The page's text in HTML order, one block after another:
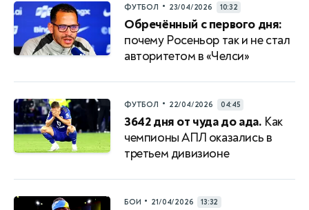
ФУТБОЛ • 23/04/2026 10:32
Обречённый с первого дня:
почему Росеньор так и не стал
авторитетом в «Челси»
ФУТБОЛ • 22/04/2026 04:45
3642 дня от чуда до ада. Как
чемпионы АПЛ оказались в
третьем дивизионе
БОИ • 21/04/2026 13:32